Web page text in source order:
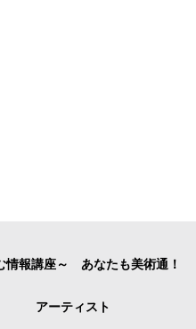
情報講座～ あなたも美術通！
アーティスト